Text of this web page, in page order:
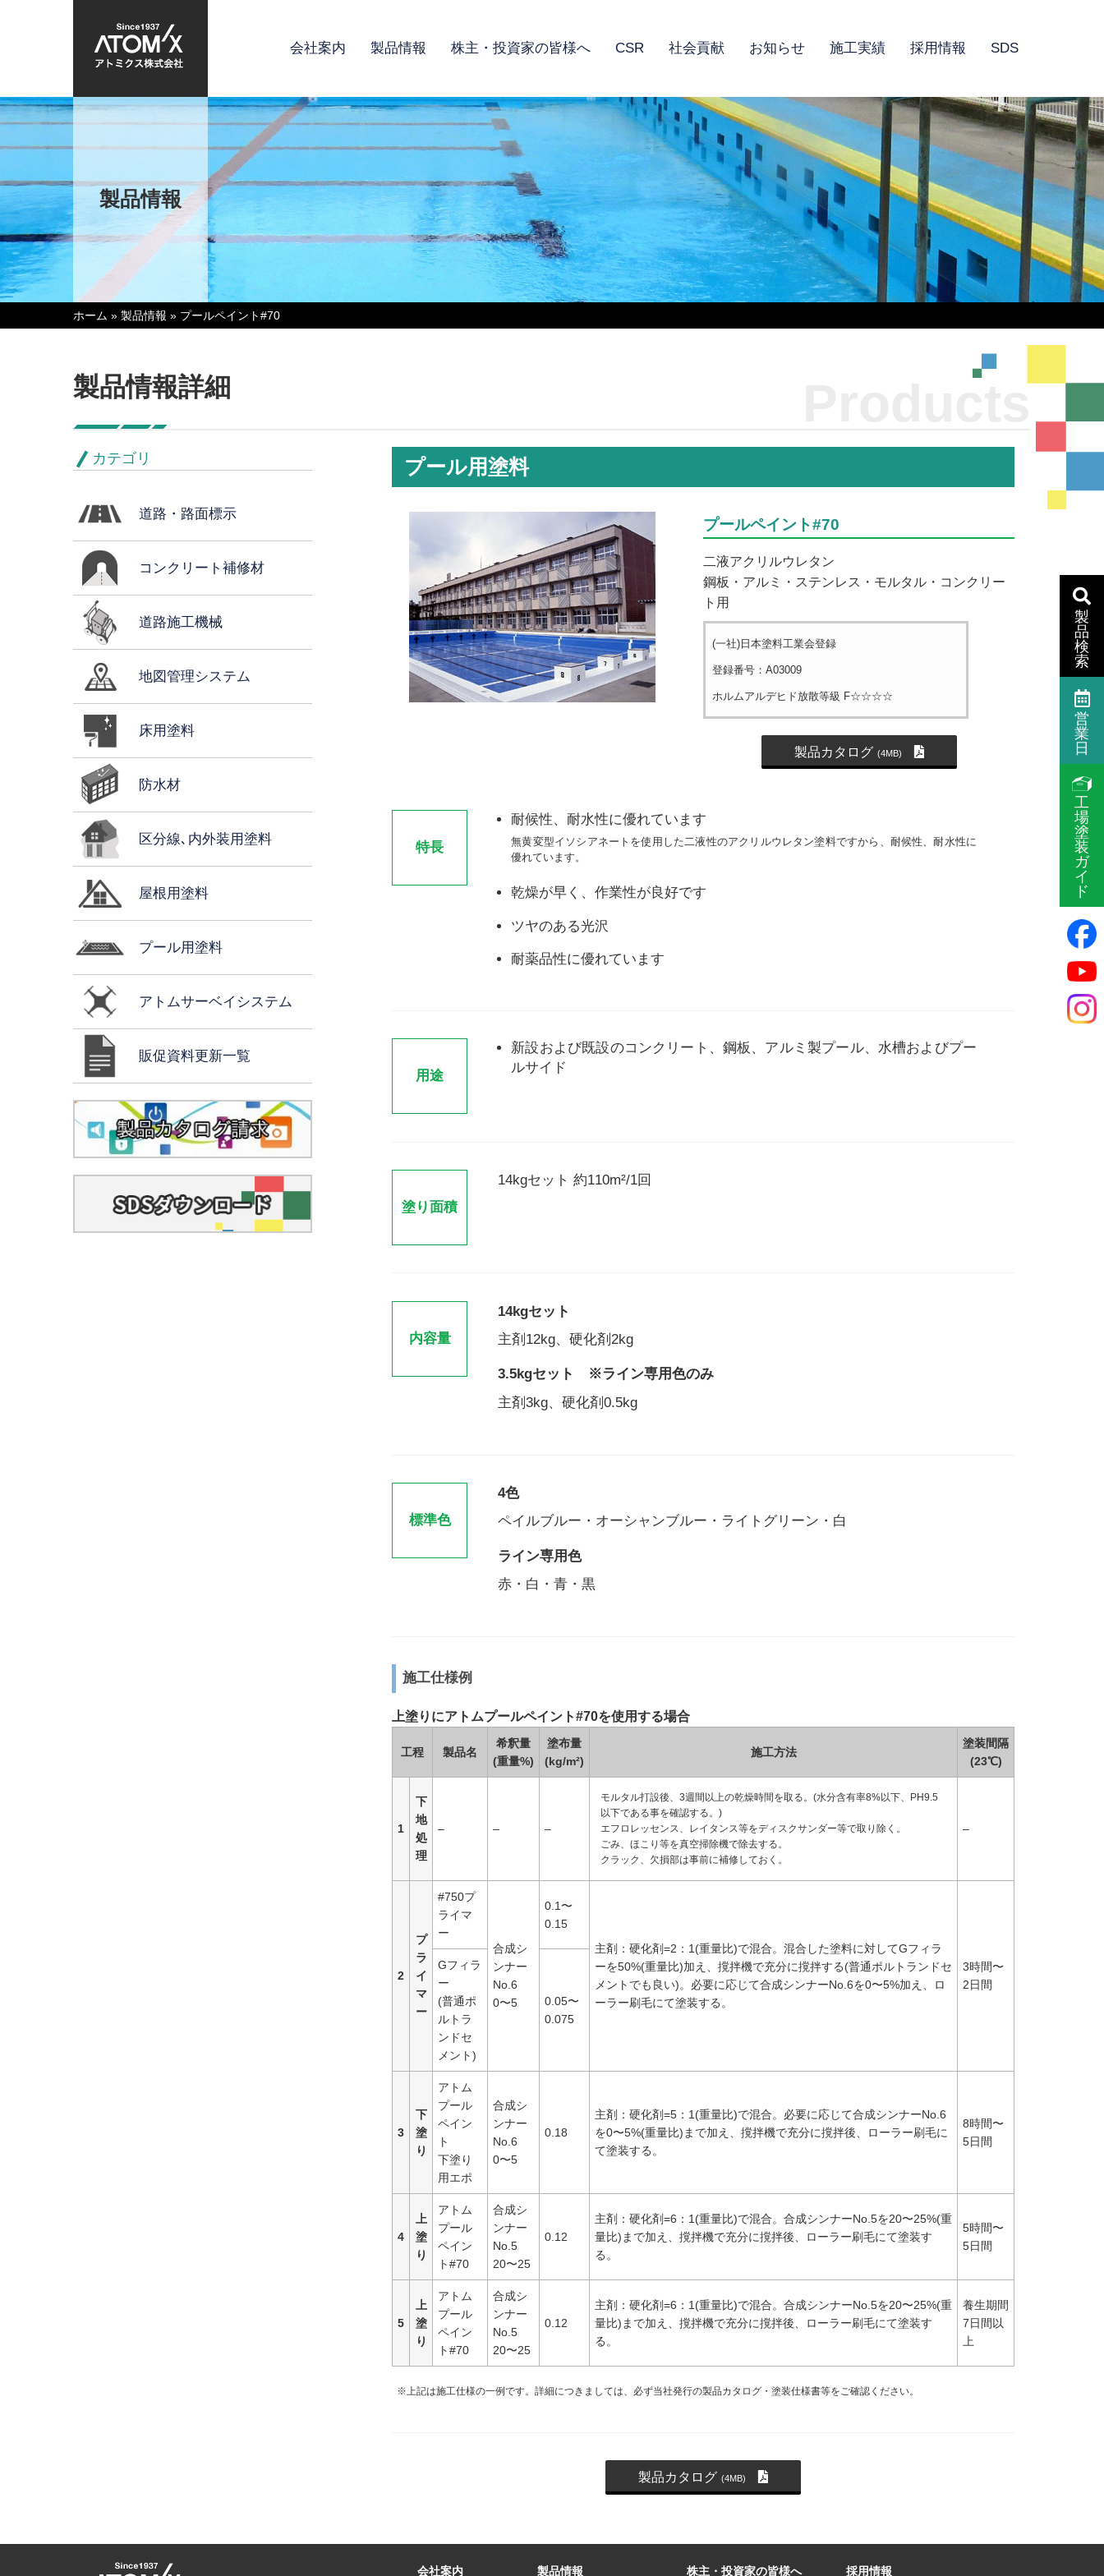
会社案内 製品情報 株主・投資家の皆様へ CSR 社会貢献 お知らせ 施工実績 採用情報 SDS
製品情報
ホーム » 製品情報 » プールペイント#70
製品情報詳細 Products
カテゴリ
道路・路面標示
コンクリート補修材
道路施工機械
地図管理システム
床用塗料
防水材
区分線､内外装用塗料
屋根用塗料
プール用塗料
アトムサーベイシステム
販促資料更新一覧
プール用塗料
プールペイント#70
二液アクリルウレタン
鋼板・アルミ・ステンレス・モルタル・コンクリー
ト用
(一社)日本塗料工業会登録
登録番号：A03009
ホルムアルデヒド放散等級 F☆☆☆☆
製品カタログ (4MB)
特長
耐候性、耐水性に優れています
無黄変型イソシアネートを使用した二液性のアクリルウレタン塗料ですから、耐候性、耐水性に
優れています。
乾燥が早く、作業性が良好です
ツヤのある光沢
耐薬品性に優れています
用途
新設および既設のコンクリート、鋼板、アルミ製プール、水槽およびプー
ルサイド
塗り面積
14kgセット 約110m²/1回
内容量
14kgセット
主剤12kg、硬化剤2kg
3.5kgセット ※ライン専用色のみ
主剤3kg、硬化剤0.5kg
標準色
4色
ペイルブルー・オーシャンブルー・ライトグリーン・白
ライン専用色
赤・白・青・黒
施工仕様例
上塗りにアトムプールペイント#70を使用する場合
工程 製品名
希釈量
(重量%)
塗布量
(kg/m²)
施工方法
塗装間隔
(23℃)
1
下
地
処
理
– – –
モルタル打設後、3週間以上の乾燥時間を取る。(水分含有率8%以下、PH9.5
以下である事を確認する。)
エフロレッセンス、レイタンス等をディスクサンダー等で取り除く。
ごみ、ほこり等を真空掃除機で除去する。
クラック、欠損部は事前に補修しておく。
–
2
プ
ラ
イ
マ
ー
#750プ
ライマ
ー
合成シ
ンナー
No.6
0〜5
0.1〜
0.15
主剤：硬化剤=2：1(重量比)で混合。混合した塗料に対してGフィラ
ーを50%(重量比)加え、撹拌機で充分に撹拌する(普通ポルトランドセ
メントでも良い)。必要に応じて合成シンナーNo.6を0〜5%加え、ロ
ーラー刷毛にて塗装する。
3時間〜
2日間
Gフィラ
ー
(普通ポ
ルトラ
ンドセ
メント)
0.05〜
0.075
3
下
塗
り
アトム
プール
ペイン
ト
下塗り
用エポ
合成シ
ンナー
No.6
0〜5
0.18
主剤：硬化剤=5：1(重量比)で混合。必要に応じて合成シンナーNo.6
を0〜5%(重量比)まで加え、撹拌機で充分に撹拌後、ローラー刷毛に
て塗装する。
8時間〜
5日間
4
上
塗
り
アトム
プール
ペイン
ト#70
合成シ
ンナー
No.5
20〜25
0.12
主剤：硬化剤=6：1(重量比)で混合。合成シンナーNo.5を20〜25%(重
量比)まで加え、撹拌機で充分に撹拌後、ローラー刷毛にて塗装す
る。
5時間〜
5日間
5
上
塗
り
アトム
プール
ペイン
ト#70
合成シ
ンナー
No.5
20〜25
0.12
主剤：硬化剤=6：1(重量比)で混合。合成シンナーNo.5を20〜25%(重
量比)まで加え、撹拌機で充分に撹拌後、ローラー刷毛にて塗装す
る。
養生期間
7日間以
上
※上記は施工仕様の一例です。詳細につきましては、必ず当社発行の製品カタログ・塗装仕様書等をご確認ください。
製品カタログ (4MB)
会社案内 製品情報 株主・投資家の皆様へ 採用情報
製
品
検
索
営
業
日
工
場
塗
装
ガ
イ
ド